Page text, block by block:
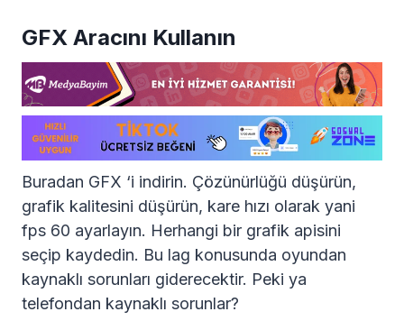
GFX Aracını Kullanın
Buradan GFX ‘i indirin. Çözünürlüğü düşürün,
grafik kalitesini düşürün, kare hızı olarak yani
fps 60 ayarlayın. Herhangi bir grafik apisini
seçip kaydedin. Bu lag konusunda oyundan
kaynaklı sorunları giderecektir. Peki ya
telefondan kaynaklı sorunlar?